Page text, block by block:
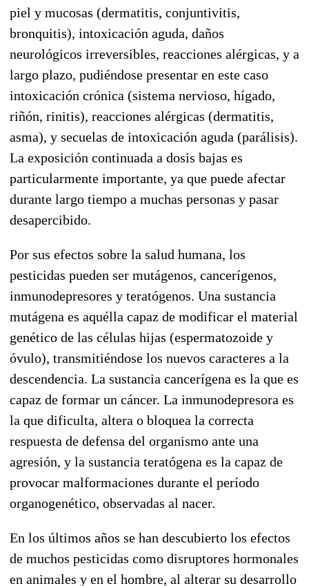
piel y mucosas (dermatitis, conjuntivitis,
bronquitis), intoxicación aguda, daños
neurológicos irreversibles, reacciones alérgicas, y a
largo plazo, pudiéndose presentar en este caso
intoxicación crónica (sistema nervioso, hígado,
riñón, rinitis), reacciones alérgicas (dermatitis,
asma), y secuelas de intoxicación aguda (parálisis).
La exposición continuada a dosis bajas es
particularmente importante, ya que puede afectar
durante largo tiempo a muchas personas y pasar
desapercibido.
Por sus efectos sobre la salud humana, los
pesticidas pueden ser mutágenos, cancerígenos,
inmunodepresores y teratógenos. Una sustancia
mutágena es aquélla capaz de modificar el material
genético de las células hijas (espermatozoide y
óvulo), transmitiéndose los nuevos caracteres a la
descendencia. La sustancia cancerígena es la que es
capaz de formar un cáncer. La inmunodepresora es
la que dificulta, altera o bloquea la correcta
respuesta de defensa del organismo ante una
agresión, y la sustancia teratógena es la capaz de
provocar malformaciones durante el período
organogenético, observadas al nacer.
En los últimos años se han descubierto los efectos
de muchos pesticidas como disruptores hormonales
en animales y en el hombre, al alterar su desarrollo